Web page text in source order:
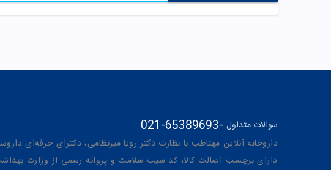
021-65389693 سوالات متداول -
داروخانه آنلاین مهتاطب با نظارت دکتر رویا میرنظامی، دکترای حرفه‌ای داروسازی شماره
دارای برچسب اصالت کالا، کد سیب سلامت و پروانه رسمی از وزارت